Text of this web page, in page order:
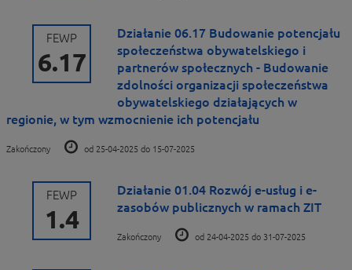
FEWP
6.17
Działanie 06.17 Budowanie potencjału
społeczeństwa obywatelskiego i
partnerów społecznych - Budowanie
zdolności organizacji społeczeństwa
obywatelskiego działających w
regionie, w tym wzmocnienie ich potencjału
Zakończony od 25-04-2025 do 15-07-2025
FEWP
1.4
Działanie 01.04 Rozwój e-usług i e-
zasobów publicznych w ramach ZIT
Zakończony od 24-04-2025 do 31-07-2025